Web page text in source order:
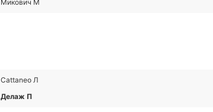
Микович М
Cattaneo Л
Делаж П